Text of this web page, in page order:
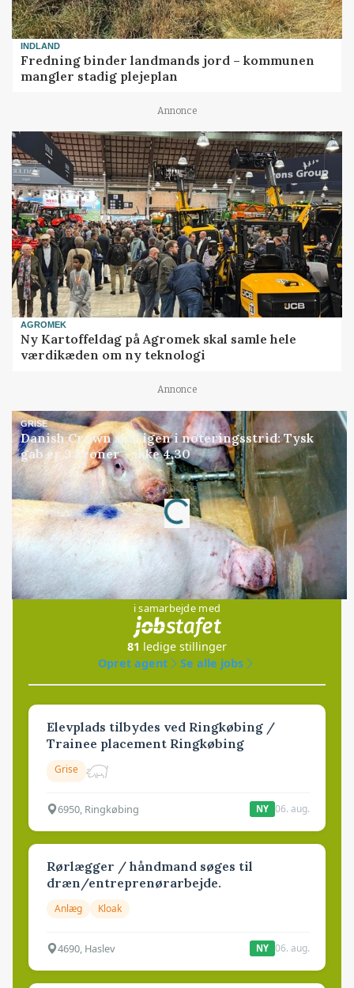
INDLAND
Fredning binder landmands jord – kommunen
mangler stadig plejeplan
Annonce
AGROMEK
Ny Kartoffeldag på Agromek skal samle hele
værdikæden om ny teknologi
Annonce
GRISE
Danish Crown slår igen i noteringsstrid: Tysk
gab er 3 kroner – ikke 4,30
Annonce
Loading...
Jobs
i samarbejde med
81 ledige stillinger
Opret agent
Se alle jobs
Elevplads tilbydes ved Ringkøbing /
Trainee placement Ringkøbing
Grise
6950, Ringkøbing NY 06. aug.
Rørlægger / håndmand søges til
dræn/entreprenørarbejde.
Anlæg Kloak
4690, Haslev NY 06. aug.